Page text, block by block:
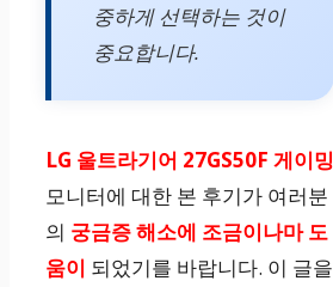
중하게 선택하는 것이
중요합니다.
LG 울트라기어 27GS50F 게이밍
모니터에 대한 본 후기가 여러분
의 궁금증 해소에 조금이나마 도
움이 되었기를 바랍니다. 이 글을